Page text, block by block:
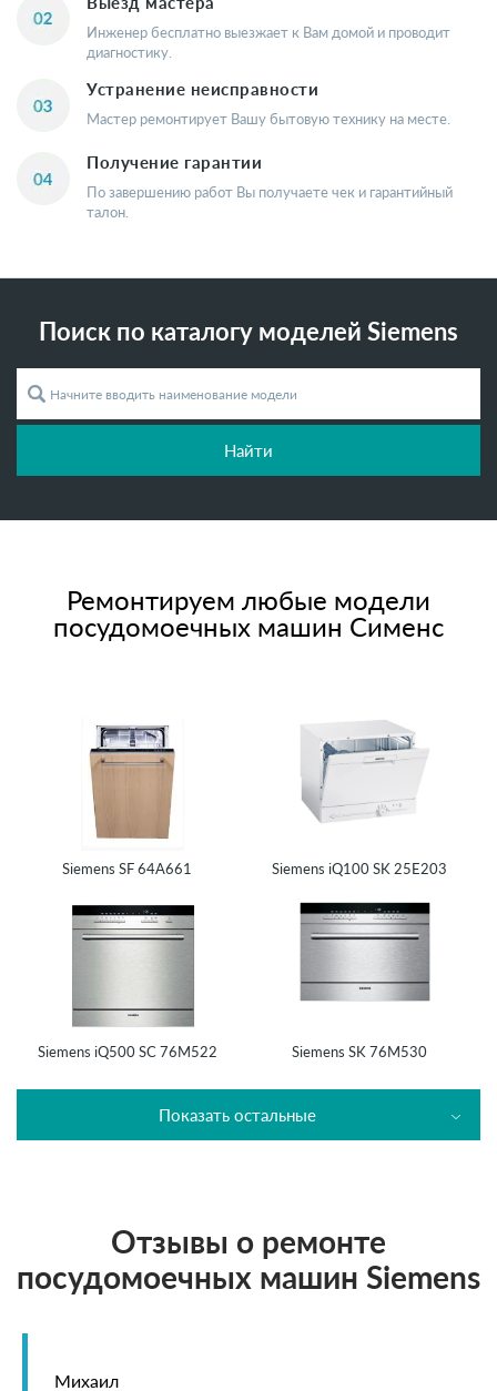
Инженер бесплатно выезжает к Вам домой и проводит
диагностику.
Устранение неисправности
Мастер ремонтирует Вашу бытовую технику на месте.
Получение гарантии
По завершению работ Вы получаете чек и гарантийный
талон.
Поиск по каталогу моделей Siemens
Найти
Ремонтируем любые модели
посудомоечных машин Сименс
Siemens SF 64A661 Siemens iQ100 SK 25E203
Siemens iQ500 SC 76M522 Siemens SK 76M530
Показать остальные
Отзывы о ремонте
посудомоечных машин Siemens
Михаил